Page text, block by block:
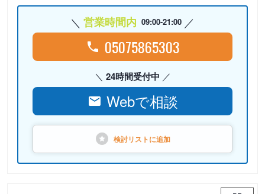
営業時間内 09:00-21:00
05075865303
24時間受付中
Webで相談
検討リストに追加